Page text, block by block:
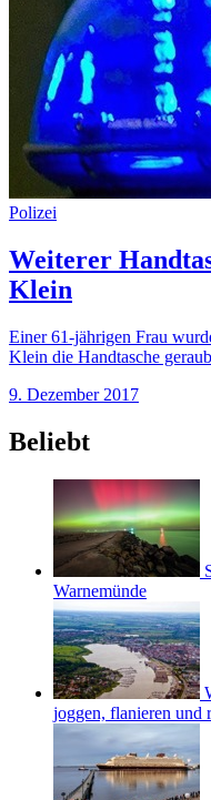
Polizei
Weiterer
Klein
Einer 61-jährigen Frau
Klein die Handtasche
9. Dezember 2017
Beliebt
Warnemünde
joggen, flanieren und